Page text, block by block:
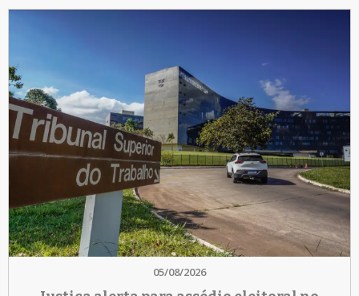
05/08/2026